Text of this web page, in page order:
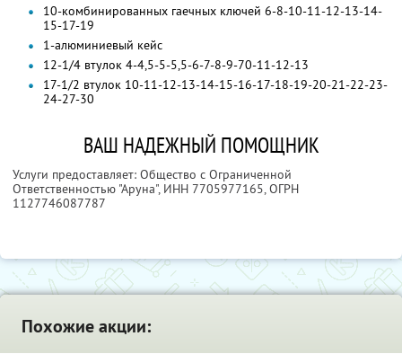
10-комбинированных гаечных ключей 6-8-10-11-12-13-14-
15-17-19
1-алюминиевый кейс
12-1/4 втулок 4-4,5-5-5,5-6-7-8-9-70-11-12-13
17-1/2 втулок 10-11-12-13-14-15-16-17-18-19-20-21-22-23-
24-27-30
ВАШ НАДЕЖНЫЙ ПОМОЩНИК
Услуги предоставляет: Общество с Ограниченной
Ответственностью "Аруна", ИНН 7705977165, ОГРН
1127746087787
Похожие акции: